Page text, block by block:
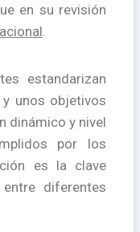
en su revisión
estandarizan
unos objetivos
dinámico y nivel
por los
es la clave
diferentes